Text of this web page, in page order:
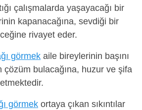
çalışmalarda yaşayacağı bir
kapanacağına, sevdiği bir
rivayet eder.
görmek aile bireylerinin başını
çözüm bulacağına, huzur ve şifa
görmek ortaya çıkan sıkıntılar